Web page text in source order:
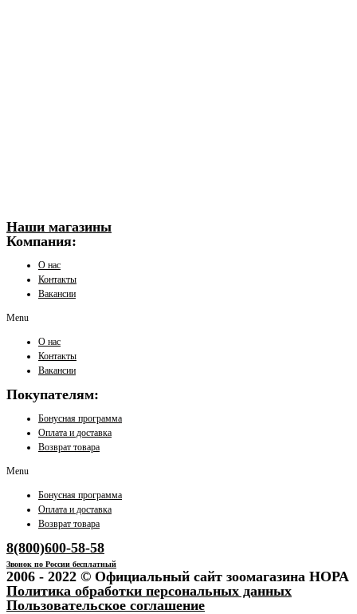
Наши магазины
Компания:
О нас
Контакты
Вакансии
Menu
О нас
Контакты
Вакансии
Покупателям:
Бонусная программа
Оплата и доставка
Возврат товара
Menu
Бонусная программа
Оплата и доставка
Возврат товара
8(800)600-58-58
Звонок по России бесплатный
2006 - 2022 © Официальный сайт зоомагазина НОРА
Политика обработки персональных данных
Пользовательское соглашение